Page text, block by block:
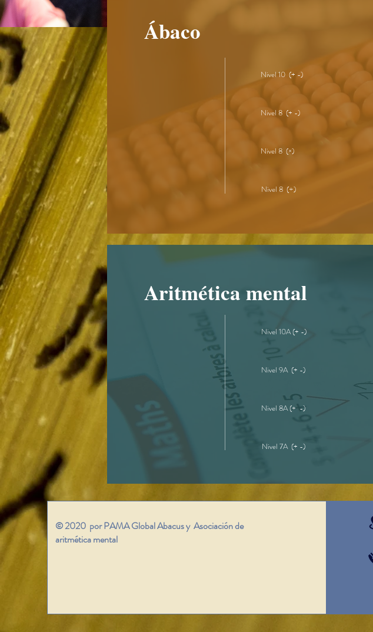
Ábaco
Nivel 10 (+ -)
Nivel 8 (+ -)
Nivel 8 (×)
Nivel 8 (÷)
Aritmética mental
Nivel 10A (+ -)
Nivel 9A (+ -)
Nivel 8A (+ -)
Nivel 7A (+ -)
© 2020 por PAMA Global Abacus y Asociación de
aritmética mental